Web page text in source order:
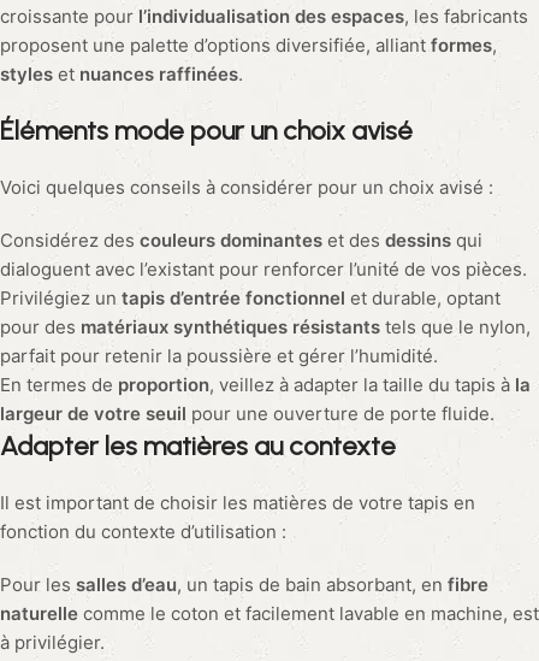
croissante pourl’individualisation des espaces, les fabricants
proposent une palette d’options diversifiée, alliant formes,
styles etnuances raffinées.
Éléments mode pour unchoix avisé
Voici quelques conseils à considérer pour un choix avisé :
Considérez des couleurs dominantes et des dessins qui
dialoguent avec l’existant pour renforcer l’unité de vos pièces.
Privilégiez untapis d’entrée fonctionnel et durable, optant
pour des matériaux synthétiques résistants tels que le nylon,
parfait pour retenir la poussière et gérer l’humidité.
En termes de proportion, veillez à adapter la taille du tapis à la
largeur de votre seuil pour une ouverture de porte fluide.
Adapter les matières aucontexte
Il est important de choisir les matières de votre tapis en
fonction du contexte d’utilisation :
Pour les salles d’eau, un tapis de bain absorbant, en fibre
naturelle comme le coton et facilement lavable en machine, est
à privilégier.